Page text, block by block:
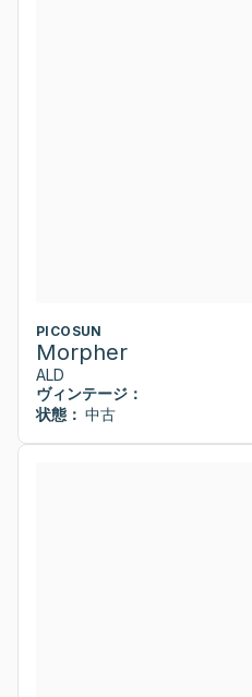
PICOSUN
Morpher
ALD
ヴィンテージ：
状態： 中古